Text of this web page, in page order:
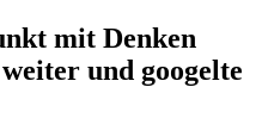
mit Denken
und googelte